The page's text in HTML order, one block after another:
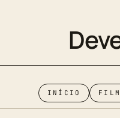
INÍCIO